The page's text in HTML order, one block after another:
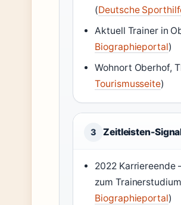
(Deutsche
Aktuell Trainer in
Biographieportal)
Wohnort Oberhof,
Tourismusseite)
3 Zeitleisten-
2022 Karriereende
zum
Biographieportal)